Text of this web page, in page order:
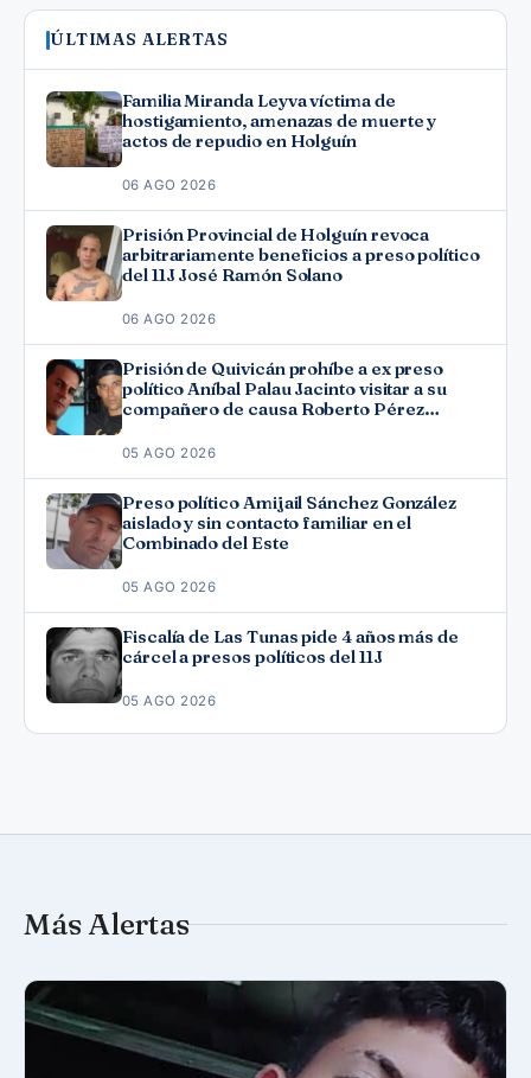
ÚLTIMAS ALERTAS
Familia Miranda Leyva víctima de
hostigamiento, amenazas de muerte y
actos de repudio en Holguín
06 AGO 2026
Prisión Provincial de Holguín revoca
arbitrariamente beneficios a preso político
del 11J José Ramón Solano
06 AGO 2026
Prisión de Quivicán prohíbe a ex preso
político Aníbal Palau Jacinto visitar a su
compañero de causa Roberto Pérez
05 AGO 2026
Preso político Amijail Sánchez González
aislado y sin contacto familiar en el
Combinado del Este
05 AGO 2026
Fiscalía de Las Tunas pide 4 años más de
cárcel a presos políticos del 11J
05 AGO 2026
Más Alertas